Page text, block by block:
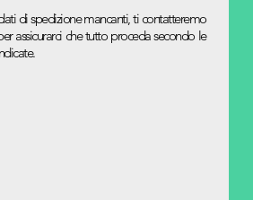
di spedizione mancanti, ti contatteremo
assicurarci che tutto proceda secondo le